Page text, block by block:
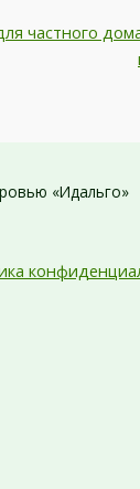
частного
«Идальго»